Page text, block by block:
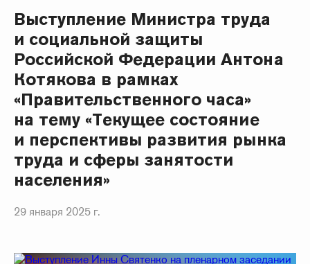
Выступление Министра труда
и социальной защиты
Российской Федерации Антона
Котякова в рамках
«Правительственного часа»
на тему «Текущее состояние
и перспективы развития рынка
труда и сферы занятости
населения»
29 января 2025 г.